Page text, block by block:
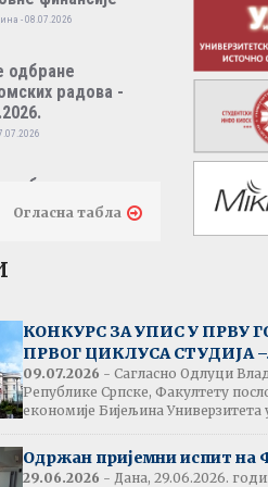
- 08.07.2026
одбране
радова -
одбране
радова -
пословно
- 07.07.2026
испита:
трговина
- 07.07.2026
Огласна табла
КОНКУРС ЗА УПИС У ПРВУ
ПРВОГ ЦИКЛУСА СТУДИЈА
09.07.2026 - Сагласно Одлуци
Републике Српске, Факултету
економије Бијељина Универзитета
Одржан пријемни испит на
29.06.2026 - Дана, 29.06.2026.